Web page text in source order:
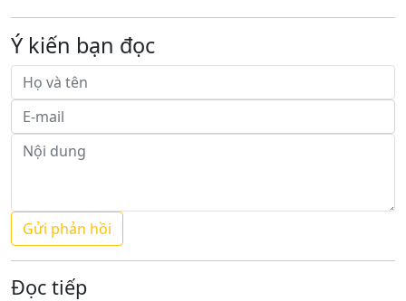
Ý kiến bạn đọc
Đọc tiếp